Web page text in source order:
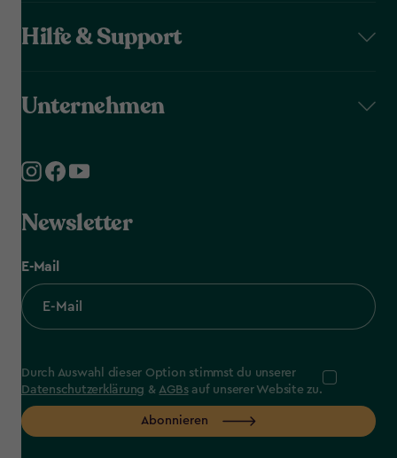
Hilfe & Support
Unternehmen
Newsletter
E-Mail
Durch Auswahl dieser Option stimmst du unserer
Datenschutzerklärung &AGBsauf unserer Website zu.
Abonnieren